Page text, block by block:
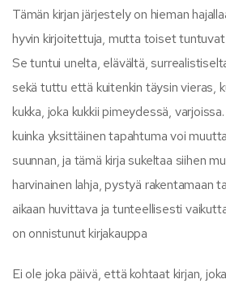
Tämän kirjan järjestely on hieman
hyvin kirjoitettuja, mutta toiset
Se tuntui unelta, elävältä,
sekä tuttu että kuitenkin täysin vieras,
kukka, joka kukkii pimeydessä,
kuinka yksittäinen tapahtuma voi
suunnan, ja tämä kirja sukeltaa siihen
harvinainen lahja, pystyä rakentamaan
aikaan huvittava ja tunteellisesti
on onnistunut kirjakauppa
Ei ole joka päivä, että kohtaat kirjan,